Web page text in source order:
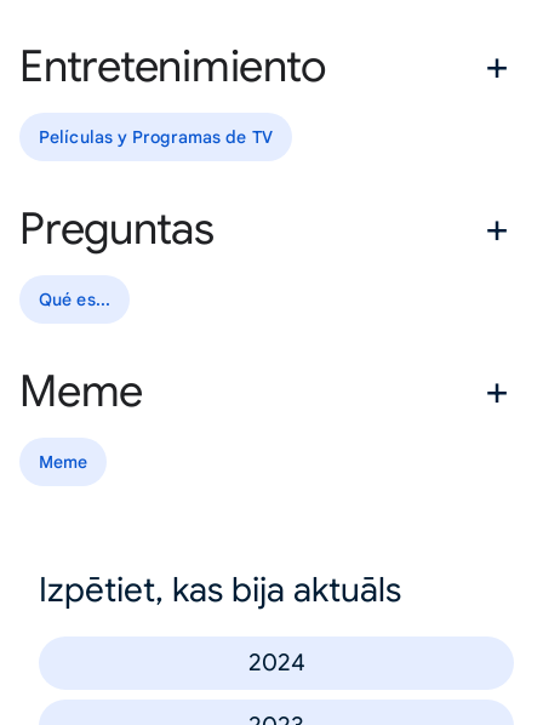
Entretenimiento
Películas y Programas de TV
Preguntas
Qué es...
Meme
Meme
Izpētiet, kas bija aktuāls
2024